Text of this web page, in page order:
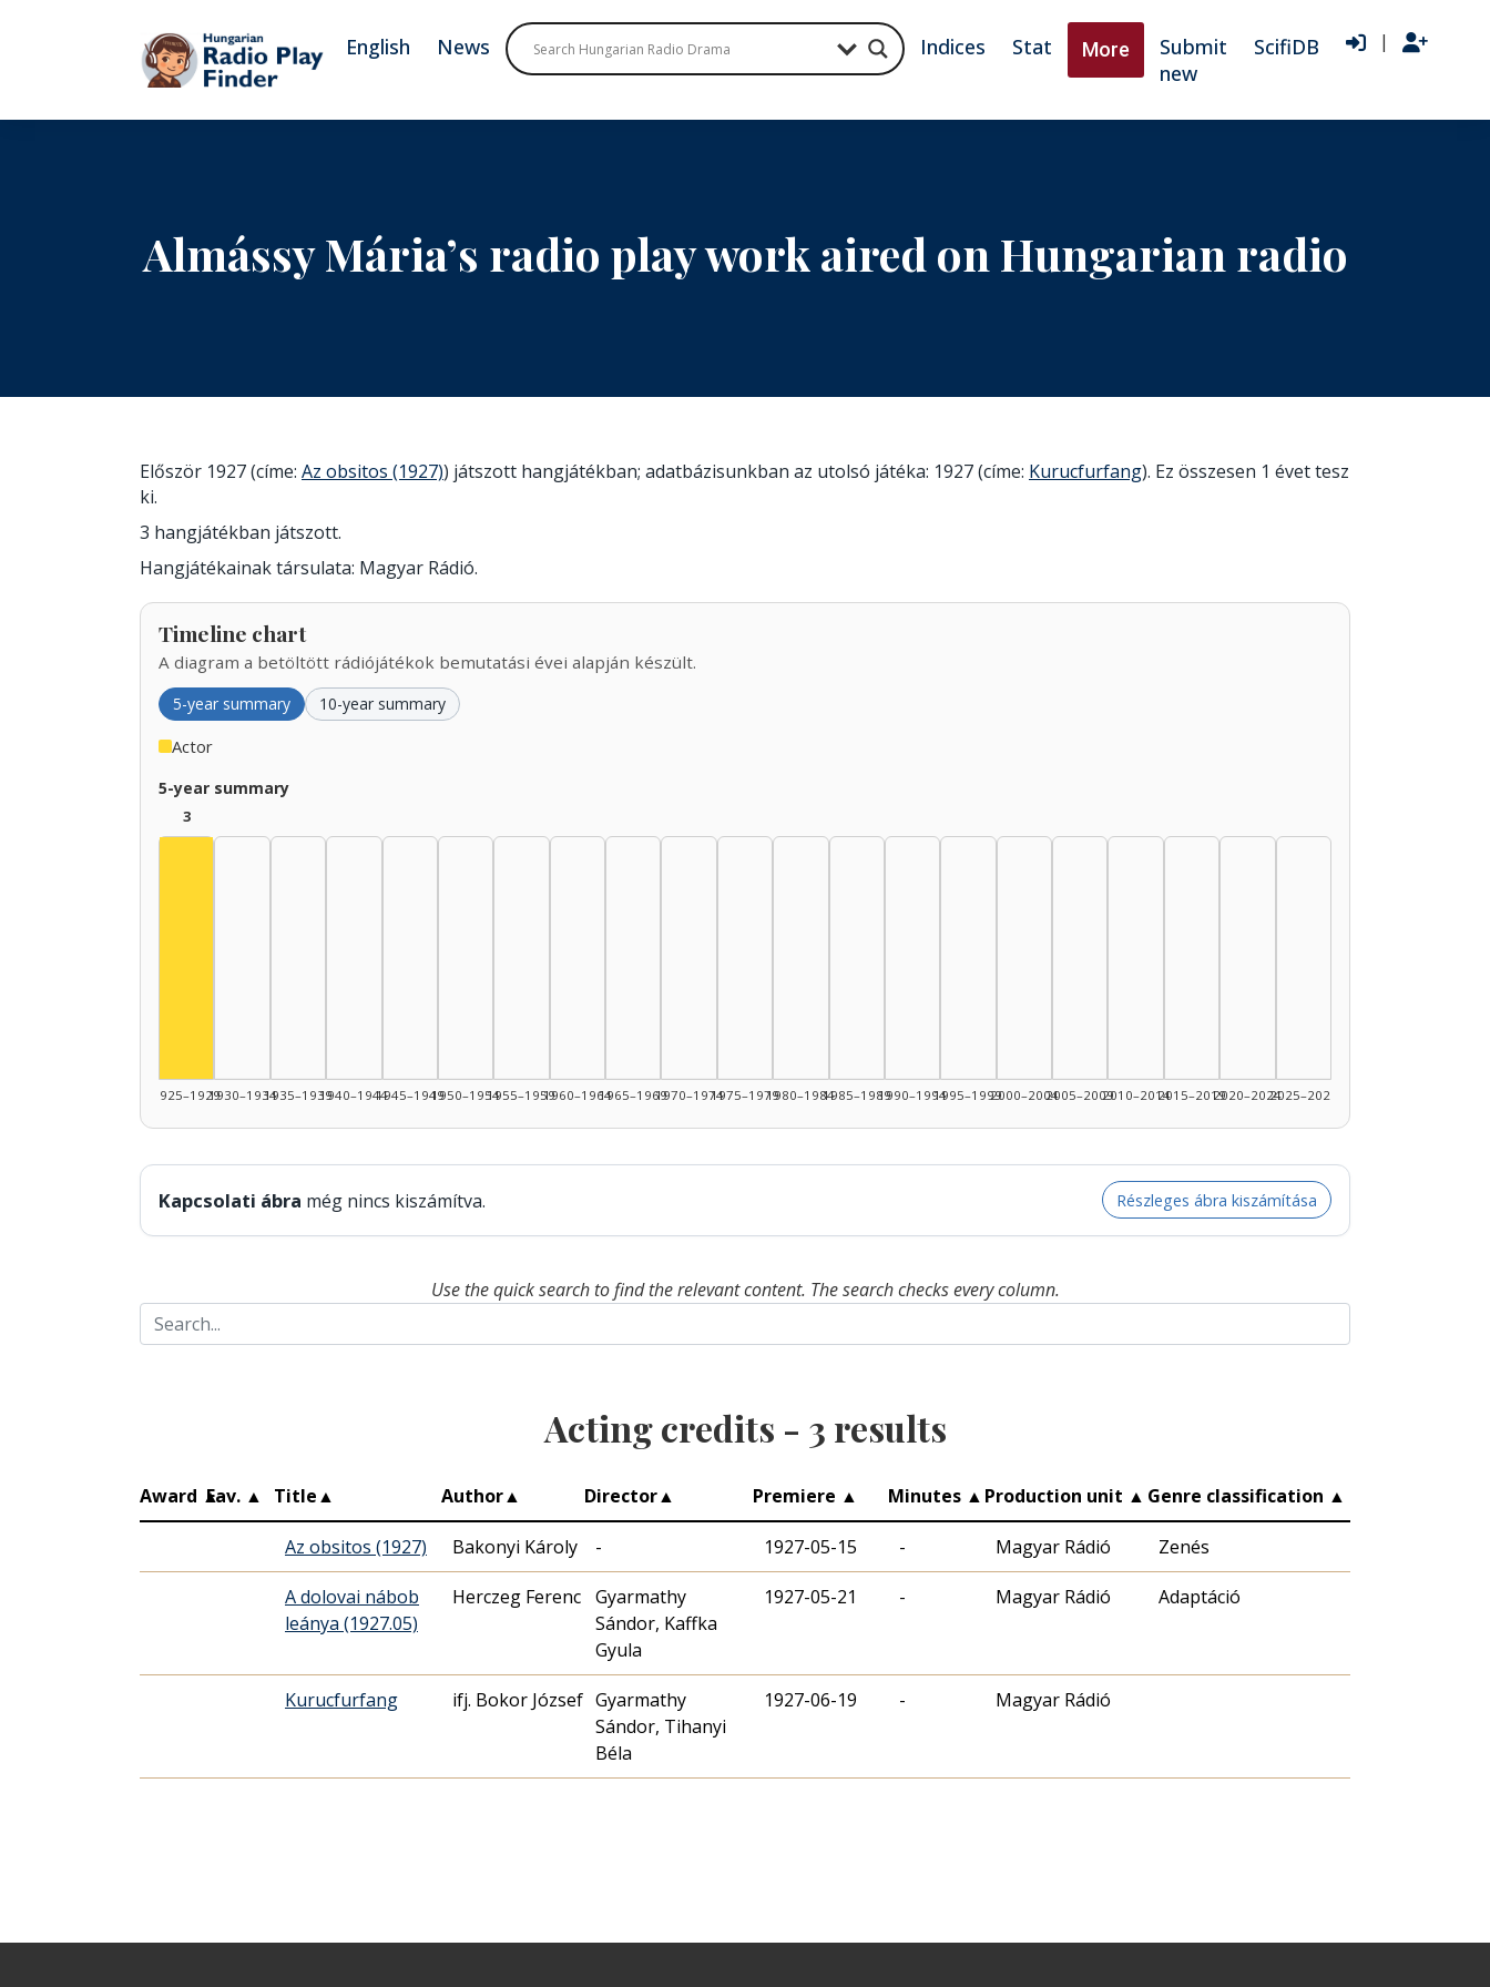
English News Indices Stat More
Submit
new
ScifiDB |
Almássy Mária’s radio play work aired on Hungarian radio
Először 1927 (címe: Az obsitos (1927)) játszott hangjátékban; adatbázisunkban az utolsó játéka: 1927 (címe: Kurucfurfang). Ez összesen 1 évet tesz
ki.
3 hangjátékban játszott.
Hangjátékainak társulata: Magyar Rádió.
Timeline chart
A diagram a betöltött rádiójátékok bemutatási évei alapján készült.
5-year summary 10-year summary
Actor
5-year summary
3
1925–19291930–19341935–19391940–19441945–19491950–19541955–19591960–19641965–19691970–19741975–19791980–19841985–19891990–19941995–19992000–20042005–20092010–20142015–20192020–20242025–2026
Kapcsolati ábra még nincs kiszámítva. Részleges ábra kiszámítása
Use the quick search to find the relevant content. The search checks every column.
Acting credits - 3 results
Award ▲
Fav. ▲ Title▲ Author▲ Director▲ Premiere ▲ Minutes ▲ Production unit ▲ Genre classification ▲
Az obsitos (1927) Bakonyi Károly - 1927-05-15 - Magyar Rádió Zenés
A dolovai nábob
leánya (1927.05)
Herczeg Ferenc Gyarmathy
Sándor, Kaffka
Gyula
1927-05-21 - Magyar Rádió Adaptáció
Kurucfurfang ifj. Bokor József Gyarmathy
Sándor, Tihanyi
Béla
1927-06-19 - Magyar Rádió